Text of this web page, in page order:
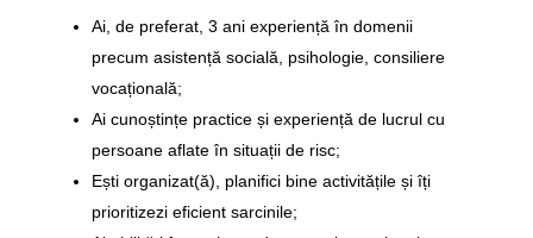
Ai, de preferat, 3 ani experiență în domenii
precum asistență socială, psihologie, consiliere
vocațională;
Ai cunoștințe practice și experiență de lucrul cu
persoane aflate în situații de risc;
Ești organizat(ă), planifici bine activitățile și îți
prioritizezi eficient sarcinile;